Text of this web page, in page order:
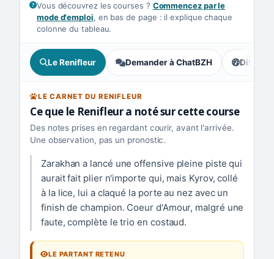
Vous découvrez les courses ? Commencez par le
mode d'emploi, en bas de page : il explique chaque
colonne du tableau.
Le Renifleur Demander à ChatBZH , écart :
LE CARNET DU RENIFLEUR
Ce que le Renifleur a noté sur cette course
Des notes prises en regardant courir, avant l'arrivée.
Une observation, pas un pronostic.
Zarakhan a lancé une offensive pleine piste qui
aurait fait plier n'importe qui, mais Kyrov, collé
à la lice, lui a claqué la porte au nez avec un
finish de champion. Coeur d'Amour, malgré une
faute, complète le trio en costaud.
LE PARTANT RETENU